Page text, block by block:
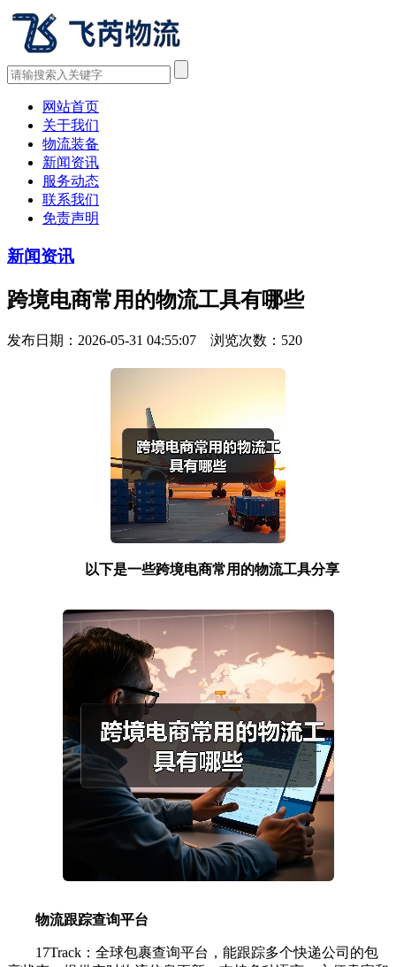
网站首页
关于我们
物流装备
新闻资讯
服务动态
联系我们
免责声明
新闻资讯
跨境电商常用的物流工具有哪些
发布日期：2026-05-31 04:55:07 浏览次数： 520
以下是一些跨境电商常用的物流工具分享
物流跟踪查询平台
17Track：全球包裹查询平台，能跟踪多个快递公司的包